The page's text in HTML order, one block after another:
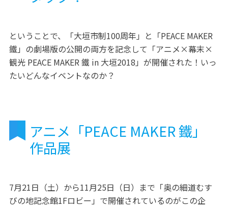
ということで、「大垣市制100周年」と「PEACE MAKER
鐵」の劇場版の公開の両方を記念して「アニメ×幕末×
観光 PEACE MAKER 鐵 in 大垣2018」が開催された！いっ
たいどんなイベントなのか？
アニメ「PEACE MAKER 鐵」
作品展
7月21日（土）から11月25日（日）まで「奥の細道むす
びの地記念館1Fロビー」で開催されているのがこの企